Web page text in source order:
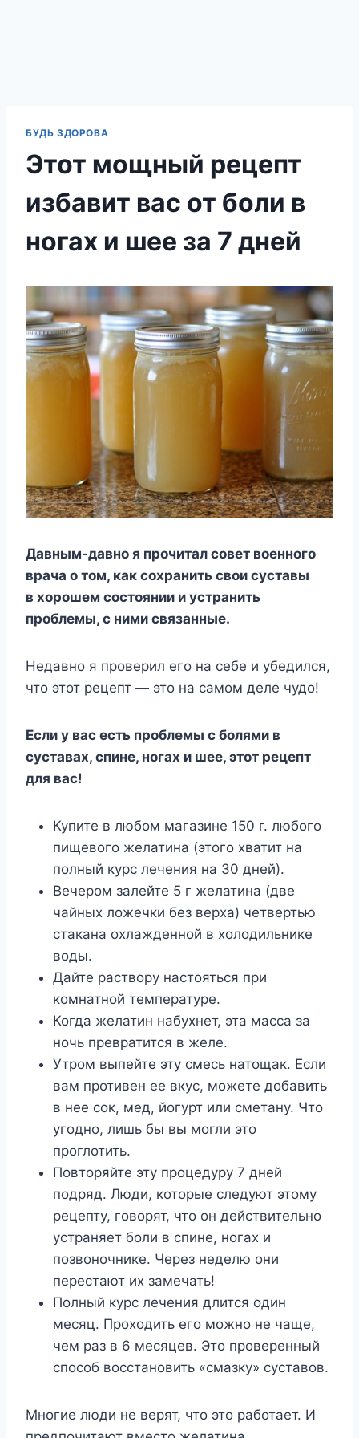
БУДЬ ЗДОРОВА
Этот мощный рецепт
избавит вас от боли в
ногах и шее за 7 дней
Давным-давно я прочитал совет военного
врача о том, как сохранить свои суставы
в хорошем состоянии и устранить
проблемы, с ними связанные.
Недавно я проверил его на себе и убедился,
что этот рецепт — это на самом деле чудо!
Если у вас есть проблемы с болями в
суставах, спине, ногах и шее, этот рецепт
для вас!
Купите в любом магазине 150 г. любого
пищевого желатина (этого хватит на
полный курс лечения на 30 дней).
Вечером залейте 5 г желатина (две
чайных ложечки без верха) четвертью
стакана охлажденной в холодильнике
воды.
Дайте раствору настояться при
комнатной температуре.
Когда желатин набухнет, эта масса за
ночь превратится в желе.
Утром выпейте эту смесь натощак. Если
вам противен ее вкус, можете добавить
в нее сок, мед, йогурт или сметану. Что
угодно, лишь бы вы могли это
проглотить.
Повторяйте эту процедуру 7 дней
подряд. Люди, которые следуют этому
рецепту, говорят, что он действительно
устраняет боли в спине, ногах и
позвоночнике. Через неделю они
перестают их замечать!
Полный курс лечения длится один
месяц. Проходить его можно не чаще,
чем раз в 6 месяцев. Это проверенный
способ восстановить «смазку» суставов.
Многие люди не верят, что это работает. И